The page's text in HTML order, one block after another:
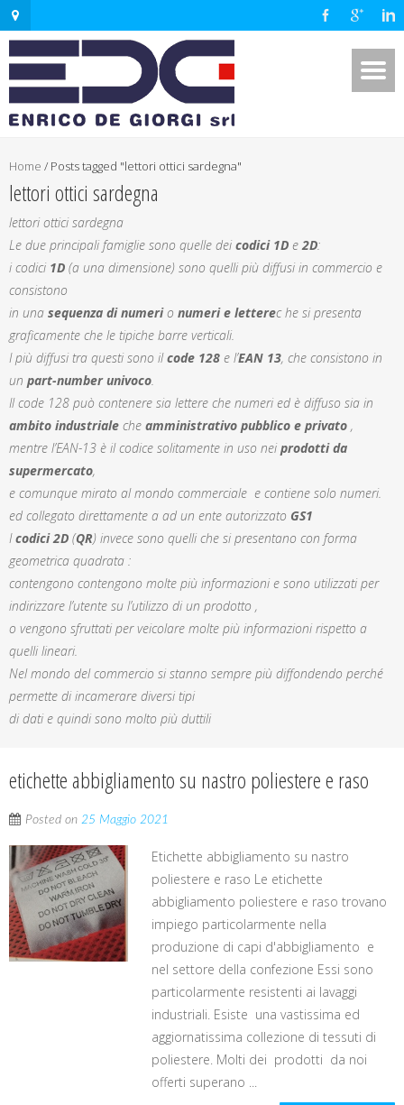
Home / Posts tagged "lettori ottici sardegna"
lettori ottici sardegna
lettori ottici sardegna
Le due principali famiglie sono quelle dei codici 1D e2D:
i codici 1D (a una dimensione) sono quelli più diffusi in commercio e
consistono
in una sequenza di numerio numeri e letterec he si presenta
graficamente che le tipiche barre verticali.
I più diffusi tra questi sono ilcode 128 e l’EAN 13, che consistono in
un part-number univoco.
Il code 128 può contenere sia lettere che numeri ed è diffuso sia in
ambito industriale che amministrativo pubblico e privato ,
mentre l’EAN-13 è il codice solitamente in uso nei prodotti da
supermercato,
e comunque mirato al mondo commerciale e contiene solo numeri.
ed collegato direttamente a ad un ente autorizzato GS1
Icodici 2D (QR) invece sono quelli che si presentano con forma
geometrica quadrata :
contengono contengono molte più informazioni e sono utilizzati per
indirizzare l’utente su l’utilizzo di un prodotto ,
o vengono sfruttati per veicolare molte più informazioni rispetto a
quelli lineari.
Nel mondo del commercio si stanno sempre più diffondendo perché
permette di incamerare diversi tipi
di dati e quindi sono molto più duttili
etichette abbigliamento su nastro poliestere e raso
Posted on 25 Maggio 2021
Etichette abbigliamento su nastro
poliestere e raso Le etichette
abbigliamento poliestere e raso trovano
impiego particolarmente nella
produzione di capi d'abbigliamento e
nel settore della confezione Essi sono
particolarmente resistenti ai lavaggi
industriali. Esiste una vastissima ed
aggiornatissima collezione di tessuti di
poliestere. Molti dei prodotti da noi
offerti superano ...